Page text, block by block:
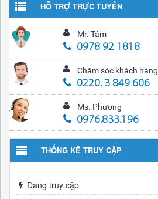
HỖ TRỢ TRỰC TUYẾN
Mr. Tám
0978 92 1818
Chăm sóc khách hàng
0220. 3 849 606
Ms. Phương
0976.833.196
THỐNG KÊ TRUY CẬP
Đang truy cập